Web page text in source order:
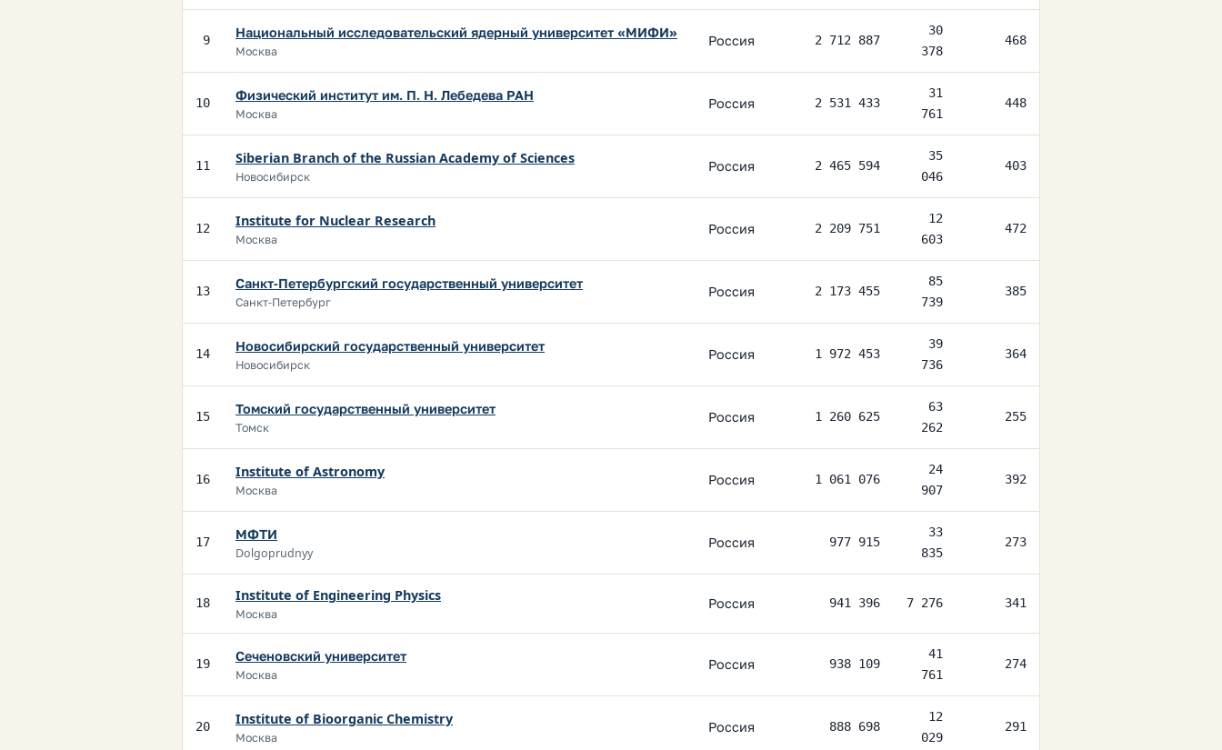
9 Национальный исследовательский ядерный университет «МИФИ»
Москва
Россия 2 712 887
30
378
468
10 Физический институт им. П. Н. Лебедева РАН
Москва
Россия 2 531 433
31
761
448
11 Siberian Branch of the Russian Academy of Sciences
Новосибирск
Россия 2 465 594
35
046
403
12 Institute for Nuclear Research
Москва
Россия 2 209 751
12
603
472
13 Санкт-Петербургский государственный университет
Санкт-Петербург
Россия 2 173 455
85
739
385
14 Новосибирский государственный университет
Новосибирск
Россия 1 972 453
39
736
364
15 Томский государственный университет
Томск
Россия 1 260 625
63
262
255
16 Institute of Astronomy
Москва
Россия 1 061 076
24
907
392
17 МФТИ
Dolgoprudnyy
Россия 977 915
33
835
273
18 Institute of Engineering Physics
Москва
Россия 941 396 7 276 341
19 Сеченовский университет
Москва
Россия 938 109
41
761
274
20 Institute of Bioorganic Chemistry
Москва
Россия 888 698
12
029
291